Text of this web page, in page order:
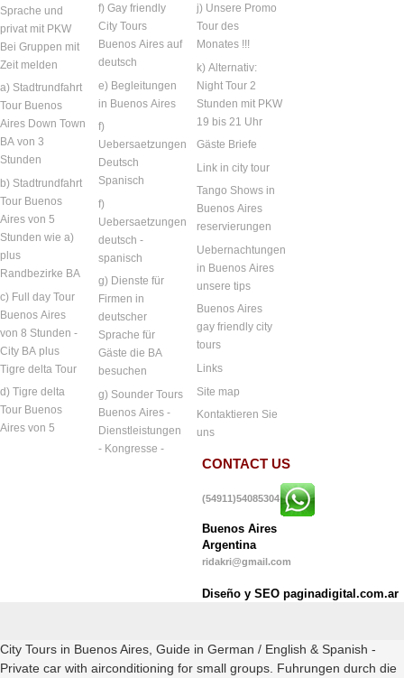
Sprache und
privat mit PKW
Bei Gruppen mit
Zeit melden
a) Stadtrundfahrt
Tour Buenos
Aires Down Town
BA von 3
Stunden
b) Stadtrundfahrt
Tour Buenos
Aires von 5
Stunden wie a)
plus
Randbezirke BA
c) Full day Tour
Buenos Aires
von 8 Stunden -
City BA plus
Tigre delta Tour
d) Tigre delta
Tour Buenos
Aires von 5
f) Gay friendly
City Tours
Buenos Aires auf
deutsch
e) Begleitungen
in Buenos Aires
f)
Uebersaetzungen
Deutsch
Spanisch
f)
Uebersaetzungen
deutsch -
spanisch
g) Dienste für
Firmen in
deutscher
Sprache für
Gäste die BA
besuchen
g) Sounder Tours
Buenos Aires -
Dienstleistungen
- Kongresse -
j) Unsere Promo
Tour des
Monates !!!
k) Alternativ:
Night Tour 2
Stunden mit PKW
19 bis 21 Uhr
Gäste Briefe
Link in city tour
Tango Shows in
Buenos Aires
reservierungen
Uebernachtungen
in Buenos Aires
unsere tips
Buenos Aires
gay friendly city
tours
Links
Site map
Kontaktieren Sie
uns
CONTACT US
(54911)54085304
Buenos Aires
Argentina
ridakri@gmail.com
Diseño y SEO paginadigital.com.ar
City Tours in Buenos Aires, Guide in German / English & Spanish -
Private car with airconditioning for small groups. Fuhrungen durch die